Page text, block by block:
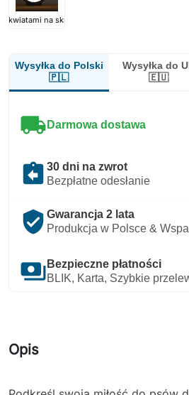
kwiatami na skrzydłach
Wysyłka do Polski
🇵🇱
Wysyłka do
🇪🇺
local_shipping Darmowa dostawa
assignment_return 30 dni na zwrot
Bezpłatne odesłanie
verified_user Gwarancja 2 lata
Produkcja w Polsce &
payments Bezpieczne płatności
BLIK, Karta, Szybkie
Opis